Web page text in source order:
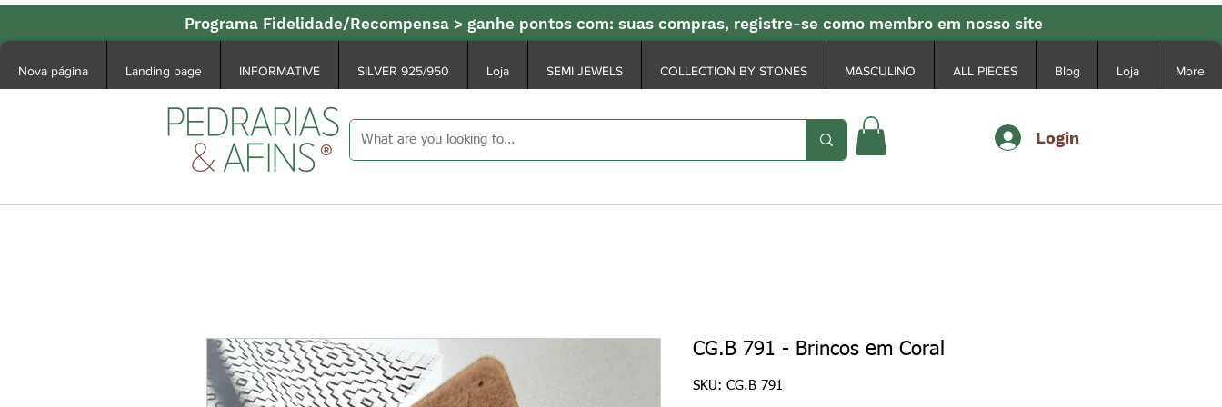
Programa Fidelidade/Recompensa > ganhe pontos com: suas compras, registre-se como membro em nosso site
Nova página Landing page INFORMATIVE SILVER 925/950 Loja SEMI JEWELS COLLECTION BY STONES MASCULINO ALL PIECES Blog Loja More
Login
CG.B 791 - Brincos em Coral
SKU: CG.B 791